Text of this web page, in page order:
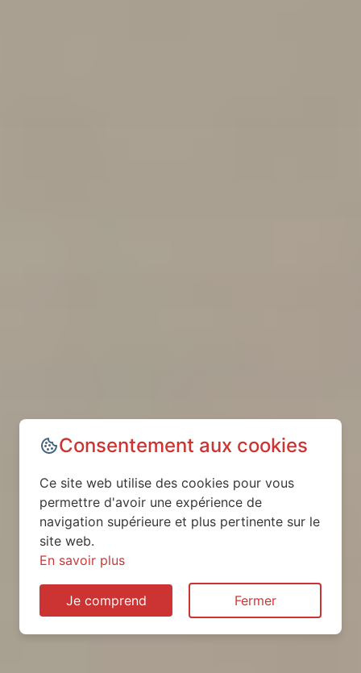
Consentement aux cookies
Ce site web utilise des cookies pour vous
permettre d'avoir une expérience de
navigation supérieure et plus pertinente sur le
site web.
En savoir plus
Je comprend Fermer